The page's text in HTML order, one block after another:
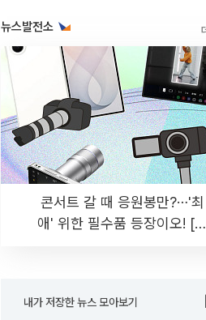
뉴스발전소
콘서트 갈 때 응원봉만?⋯'최
애' 위한 필수품 등장이오! [솔
내가 저장한 뉴스 모아보기